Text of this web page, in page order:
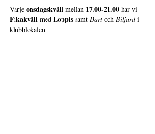
Varje onsdagskväll mellan 17.00-21.00 har vi
Fikakväll med Loppis samt Dart och Biljard i
klubblokalen.